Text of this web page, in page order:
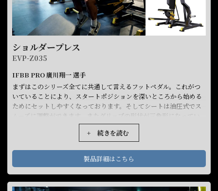
ショルダープレス
EVP-Z035
IFBB PRO 廣川翔一 選手
まずはこのシリーズ全てに共通して言えるフットペダル。これがつ
いていることにより、スタートポジションを深いところから始める
ためにセットしやすくなっております。そしてシートは油圧式でス
ムーズに調整ができます。またグリップの形状が三角形になってい
るので握りやすく、グリップの角度も絶妙でちょうど手のひらに対
して面の部分がフィットするので、重さが手のひらに乗っかるよう
になっていてとてもプレスしやすいと感じました。さらにこのグリ
ップをよく見ると細かい目盛りがついていて、これをみながら手の
ポジションを左右対称に合わせることができます。これはけっこう
気にする方は鏡がないと手の位置が調整できない方もいるので、そ
のための細かい目盛りがついているのはありがたいなと思いまし
+ 続きを読む
製品詳細はこちら